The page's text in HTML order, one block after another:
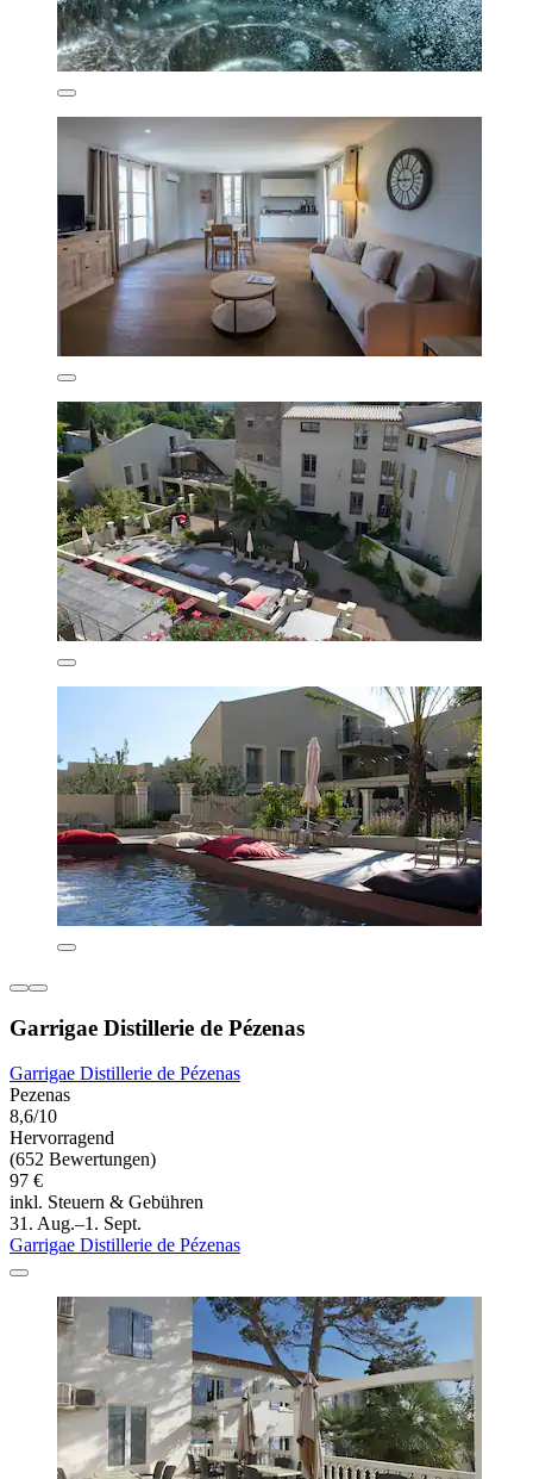
Garrigae Distillerie de Pézenas
Garrigae Distillerie de Pézenas
Pezenas
8,6/10
Hervorragend
(652 Bewertungen)
97 €
inkl. Steuern & Gebühren
31. Aug.–1. Sept.
Garrigae Distillerie de Pézenas